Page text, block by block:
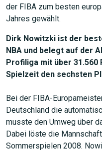
der FIBA zum besten
Jahres gewählt.
Dirk Nowitzki ist der
NBA und belegt auf der
Profiliga mit über
Spielzeit den sechsten
Bei der FIBA-
Deutschland die
musste den Umweg über
Dabei löste die
Sommerspielen 2008.